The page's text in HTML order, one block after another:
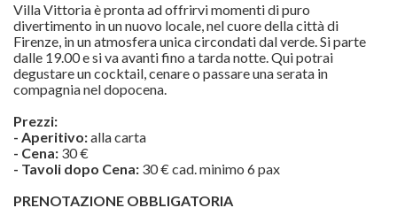
Villa Vittoria è pronta ad offrirvi momenti di puro
divertimento in un nuovo locale, nel cuore della città di
Firenze, in un atmosfera unica circondati dal verde. Si parte
dalle 19.00 e si va avanti fino a tarda notte. Qui potrai
degustare un cocktail, cenare o passare una serata in
compagnia nel dopocena.
Prezzi:
- Aperitivo:alla carta
- Cena: 30 €
- Tavoli dopo Cena: 30 € cad. minimo 6 pax
PRENOTAZIONE OBBLIGATORIA